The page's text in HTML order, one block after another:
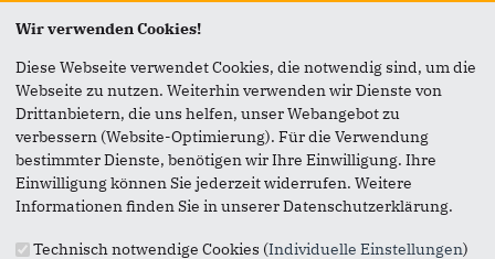
Wir verwenden Cookies!
Diese Webseite verwendet Cookies, die notwendig sind, um die
Webseite zu nutzen. Weiterhin verwenden wir Dienste von
Drittanbietern, die uns helfen, unser Webangebot zu
verbessern (Website-Optimierung). Für die Verwendung
bestimmter Dienste, benötigen wir Ihre Einwilligung. Ihre
Einwilligung können Sie jederzeit widerrufen. Weitere
Informationen finden Sie in unserer Datenschutzerklärung.
Technisch notwendige Cookies (Individuelle Einstellungen)